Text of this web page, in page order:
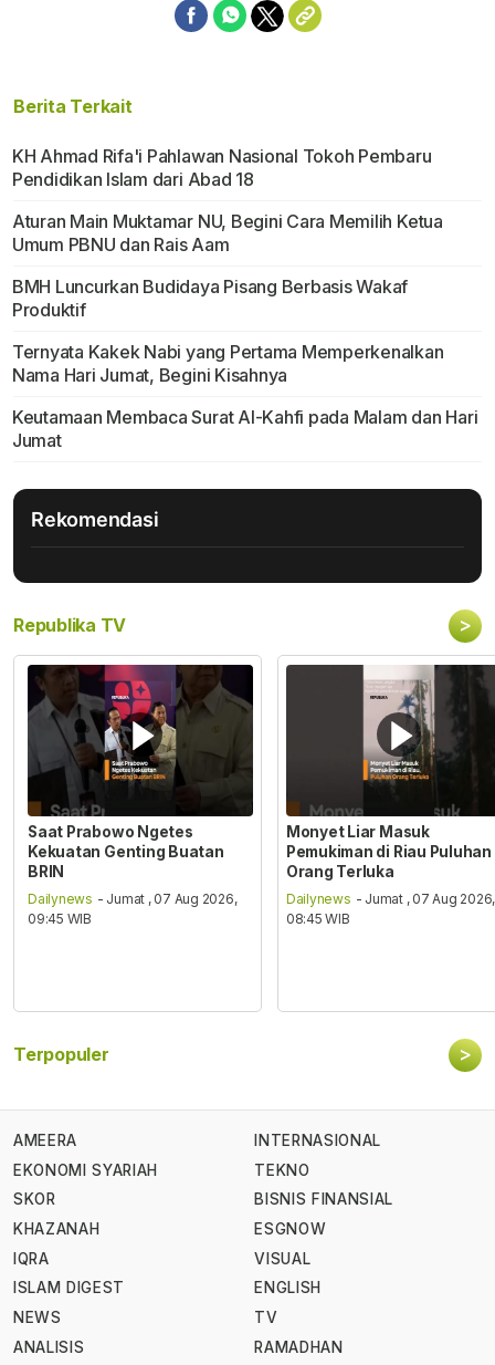
Berita Terkait
KH Ahmad Rifa'i Pahlawan Nasional Tokoh Pembaru
Pendidikan Islam dari Abad 18
Aturan Main Muktamar NU, Begini Cara Memilih Ketua
Umum PBNU dan Rais Aam
BMH Luncurkan Budidaya Pisang Berbasis Wakaf
Produktif
Ternyata Kakek Nabi yang Pertama Memperkenalkan
Nama Hari Jumat, Begini Kisahnya
Keutamaan Membaca Surat Al-Kahfi pada Malam dan Hari
Jumat
Rekomendasi
Republika TV >
Saat Prabowo Ngetes
Kekuatan Genting Buatan
BRIN
Dailynews - Jumat , 07 Aug 2026,
09:45 WIB
Monyet Liar Masuk
Pemukiman di Riau Puluhan
Orang Terluka
Dailynews - Jumat , 07 Aug 2026,
08:45 WIB
Terpopuler >
AMEERA
EKONOMI SYARIAH
SKOR
KHAZANAH
IQRA
ISLAM DIGEST
NEWS
ANALISIS
INTERNASIONAL
TEKNO
BISNIS FINANSIAL
ESGNOW
VISUAL
ENGLISH
TV
RAMADHAN